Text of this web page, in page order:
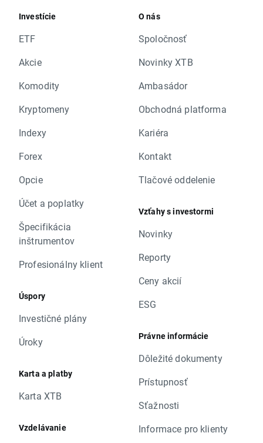
Investície
ETF
Akcie
Komodity
Kryptomeny
Indexy
Forex
Opcie
Účet a poplatky
Špecifikácia
inštrumentov
Profesionálny klient
Úspory
Investičné plány
Úroky
Karta a platby
Karta XTB
Vzdelávanie
O nás
Spoločnosť
Novinky XTB
Ambasádor
Obchodná platforma
Kariéra
Kontakt
Tlačové oddelenie
Vzťahy s investormi
Novinky
Reporty
Ceny akcií
ESG
Právne informácie
Dôležité dokumenty
Prístupnosť
Sťažnosti
Informace pro klienty